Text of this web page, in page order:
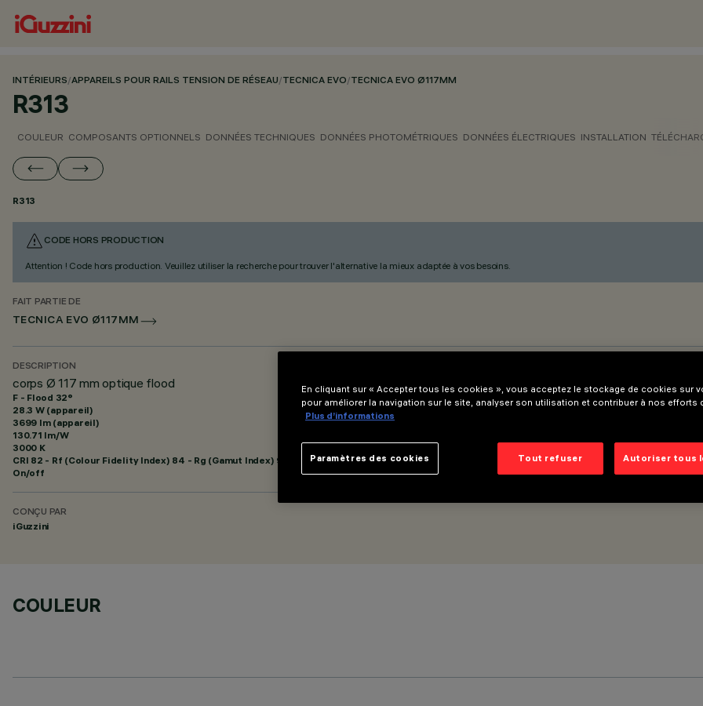
INTÉRIEURS/APPAREILS POUR RAILS TENSION DE RÉSEAU/TECNICA EVO/TECNICA EVO Ø117MM
R313
COULEUR COMPOSANTS OPTIONNELS DONNÉES TECHNIQUES DONNÉES PHOTOMÉTRIQUES DONNÉES ÉLECTRIQUES INSTALLATION
R313
CODE HORS PRODUCTION
Attention ! Code hors production. Veuillez utiliser la recherche pour trouver l'alternative la mieux adaptée à vos besoins.
FAIT PARTIE DE
TECNICA EVO Ø117MM
DESCRIPTION
corps Ø 117 mm optique flood
F - Flood 32°
28.3 W (appareil)
3699 lm (appareil)
130.71 lm/W
3000 K
CRI 82 - Rf (Colour Fidelity Index) 84 - Rg (Gamut Index) 95
On/off
CONÇU PAR
iGuzzini
COULEUR
En cliquant sur « Accepter tous les cookies », vous acceptez le stockage de cookies sur
pour améliorer la navigation sur le site, analyser son utilisation et contribuer à nos efforts
Plus d’informations
Tout refuser Autoriser tous
Paramètres des cookies